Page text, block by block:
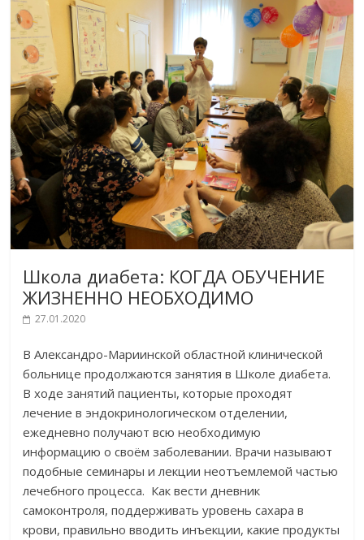
Школа диабета: КОГДА ОБУЧЕНИЕ
ЖИЗНЕННО НЕОБХОДИМО
27.01.2020
В Александро-Мариинской областной клинической
больнице продолжаются занятия в Школе диабета.
В ходе занятий пациенты, которые проходят
лечение в эндокринологическом отделении,
ежедневно получают всю необходимую
информацию о своём заболевании. Врачи называют
подобные семинары и лекции неотъемлемой частью
лечебного процесса. Как вести дневник
самоконтроля, поддерживать уровень сахара в
крови, правильно вводить инъекции, какие продукты